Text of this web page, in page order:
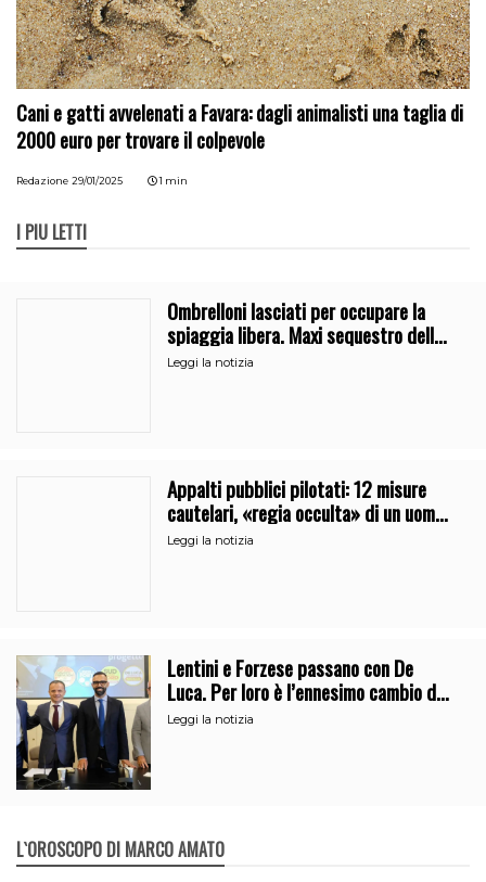
Cani e gatti avvelenati a Favara: dagli animalisti una taglia di
2000 euro per trovare il colpevole
Redazione 29/01/2025 1 min
I PIÙ LETTI
Ombrelloni lasciati per occupare la
spiaggia libera. Maxi sequestro della
Guardia Costiera
Leggi la notizia
Appalti pubblici pilotati: 12 misure
cautelari, «regia occulta» di un uomo
vicino al clan
Leggi la notizia
Lentini e Forzese passano con De
Luca. Per loro è l’ennesimo cambio di
partito
Leggi la notizia
L`OROSCOPO DI MARCO AMATO